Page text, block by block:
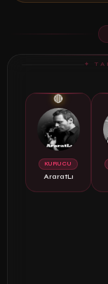
✦
🔴
KURUCU
AraratLı